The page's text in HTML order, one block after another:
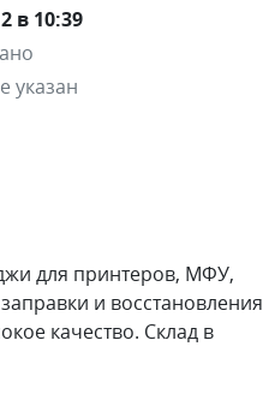
в 10:39
указан
для принтеров, МФУ,
и восстановления
качество. Склад в